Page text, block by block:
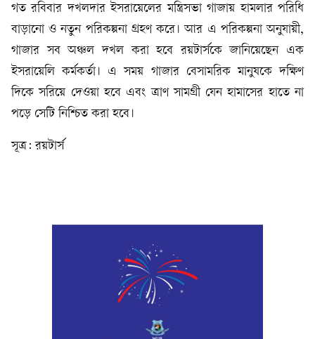
গত রবিবার দখলদার ইসরায়েলের মন্ত্রিসভা গাজায় হামলার পরিধি
বাড়ানো ও নতুন পরিকল্পনা গ্রহণ করে। আর এ পরিকল্পনা অনুযায়ী,
গাজার সব অঞ্চল দখল করা হবে রয়টার্সকে জানিয়েছেন এক
ইসরায়েলি কর্মকর্তা। এ সময় গাজার বেসামরিক মানুষকে দক্ষিণ
দিকে সরিয়ে দেওয়া হবে এবং ত্রাণ সামগ্রী যেন হামাসের হাতে না
পড়ে সেটি নিশ্চিত করা হবে।
সূত্র: রয়টার্স